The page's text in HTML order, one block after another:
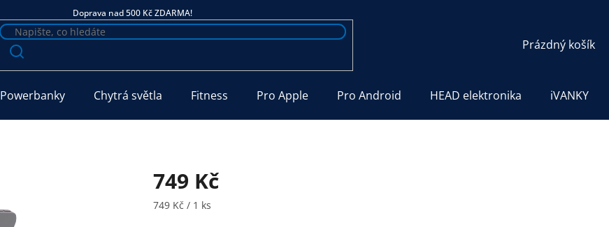
Doprava nad 500 Kč ZDARMA!
NÁKUPNÍ
Prázdný košík
Powerbanky Chytrá světla Fitness Pro Apple Pro Android HEAD elektronika iVANKY
749 Kč
Měrná cena:
749 Kč / 1 ks